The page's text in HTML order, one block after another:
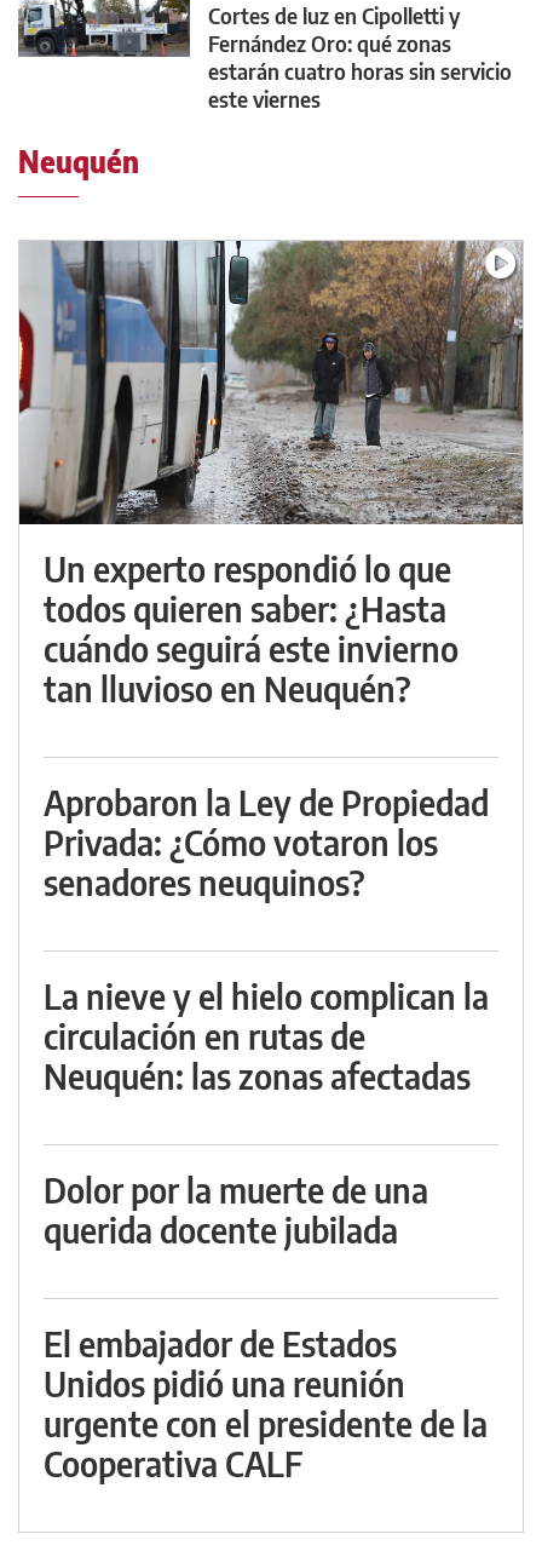
Cortes de luz en Cipolletti y
Fernández Oro: qué zonas
estarán cuatro horas sin servicio
este viernes
Neuquén
Un experto respondió lo que
todos quieren saber: ¿Hasta
cuándo seguirá este invierno
tan lluvioso en Neuquén?
Aprobaron la Ley de Propiedad
Privada: ¿Cómo votaron los
senadores neuquinos?
La nieve y el hielo complican la
circulación en rutas de
Neuquén: las zonas afectadas
Dolor por la muerte de una
querida docente jubilada
El embajador de Estados
Unidos pidió una reunión
urgente con el presidente de la
Cooperativa CALF